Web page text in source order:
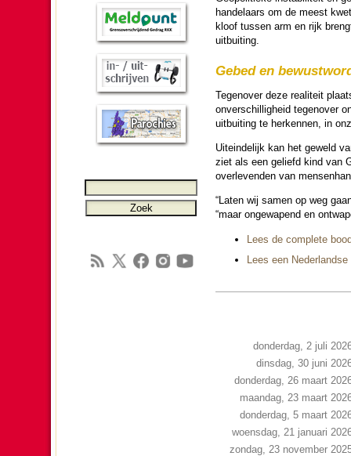
hande­laars om de meest
kloof tussen arm en rijk
uitbui­ting.
Gebed en
Tegen­over deze reali­teit
onver­schil­lig­heid tegen­over
uitbui­ting te herkennen, in
Uit­ein­de­lijk kan het geweld
ziet als een geliefd kind van
over­le­ven­den van
“Laten wij samen op weg
“maar onge­wa­pend en
Lees de complete
Lees een
donderdag, 2 juli
dinsdag, 30 juni
donderdag, 26 maart
maandag, 23 maart
donderdag, 5 maart
woensdag, 21 januari
zondag, 23 november